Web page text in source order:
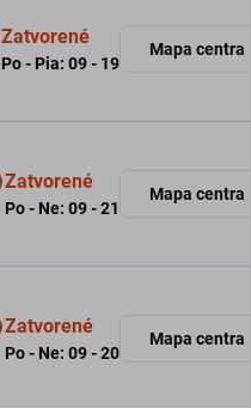
Zatvorené
Po - Pia: 09 - 19
Mapa centra
Zatvorené
Po - Ne: 09 - 21
Mapa centra
Zatvorené
Po - Ne: 09 - 20
Mapa centra